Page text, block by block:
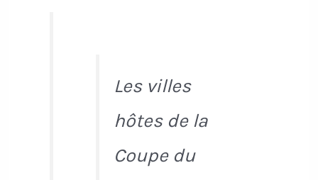
Les villes
hôtes de la
Coupe du